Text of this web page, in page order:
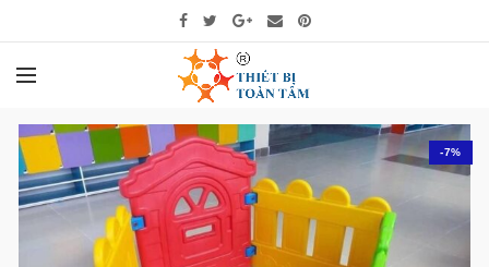
-7%